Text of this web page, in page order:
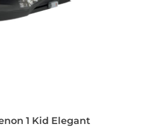
1 Kid Elegant